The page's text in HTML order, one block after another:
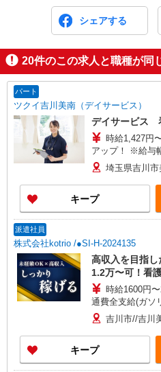
シェアする
20件のこの求人と職種が同
パート
ツクイ吉川美南（デイサービス）
デイサービス
時給1,427円〜1,609円 ★土
アップ！ ※給与
埼玉県吉川市
キープ
派遣社員
株式会社kotrio /●SI-H-2024135
高収入を目指
1.2万〜可！看
時給1600円
通費全支給(ガソ
吉川市//吉川
キープ